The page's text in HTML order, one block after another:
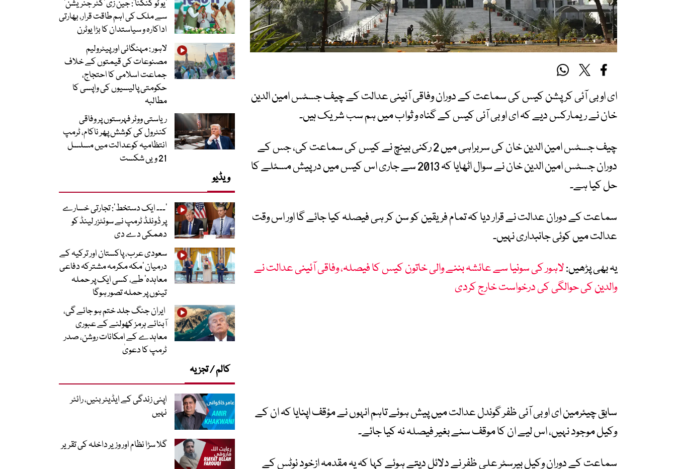
ای او بی آئی کرپشن کیس کی سماعت کے دوران وفاقی آئینی عدالت کے چیف جسٹس امین الدین
خان نے ریمارکس دیے کہ ای او بی آئی کیس کے گناہ و ثواب میں ہم سب شریک ہیں۔
چیف جسٹس امین الدین خان کی سربراہی میں 2 رکنی بینچ نے کیس کی سماعت کی، جس کے
دوران جسٹس امین الدین خان نے سوال اٹھایا کہ 2013 سے جاری اس کیس میں درپیش مسئلے کا
حل کیا ہے۔
سماعت کے دوران عدالت نے قرار دیا کہ تمام فریقین کو سن کر ہی فیصلہ کیا جائے گا اور اس وقت
عدالت میں کوئی جانبداری نہیں۔
یہ بھی پڑھیں:لاہور کی سونیا سے عائشہ بننے والی خاتون کیس کا فیصلہ، وفاقی آئینی عدالت نے
والدین کی حوالگی کی درخواست خارج کردی
سابق چیئرمین ای او بی آئی ظفر گوندل عدالت میں پیش ہوئے تاہم انہوں نے مؤقف اپنایا کہ ان کے
وکیل موجود نہیں، اس لیے ان کا موقف سنے بغیر فیصلہ نہ کیا جائے۔
سماعت کے دوران وکیل بیرسٹر علی ظفر نے دلائل دیتے ہوئے کہا کہ یہ مقدمہ ازخود نوٹس کے
’یو ٹو کنگنا‘: جین زی ’گٹر جنریشن‘
سے ملک کی اہم طاقت قرار، بھارتی
اداکارہ و سیاستدان کا بڑا یوٹرن
لاہور : مہنگائی اور پیٹرولیم
مصنوعات کی قیمتوں کے خلاف
جماعت اسلامی کا احتجاج،
حکومتی پالیسیوں کی واپسی کا
مطالبہ
ریاستی ووٹر فہرستوں پر وفاقی
کنٹرول کی کوشش پھر ناکام، ٹرمپ
انتظامیہ کوعدالت میں مسلسل
21 ویں شکست
ویڈیو
’۔۔۔ ایک دستخط‘: تجارتی خسارے
پر ڈونلڈ ٹرمپ نے سوئٹزر لینڈ کو
دھمکی دے دی
سعودی عرب، پاکستان اور ترکیہ کے
درمیان ’مکہ مکرمہ مشترکہ دفاعی
معاہدہ‘ طے، کسی ایک پر حملہ
تینوں پر حملہ تصور ہوگا
ایران جنگ جلد ختم ہو جائے گی،
آبنائے ہرمز کھولنے کے عبوری
معاہدے کے امکانات روشن، صدر
ٹرمپ کا دعویٰ
کالم / تجزیہ
اپنی زندگی کے ایڈیٹر بنیں، رائٹر
نہیں
گلا سڑا نظام اور وزیر داخلہ کی تقریر